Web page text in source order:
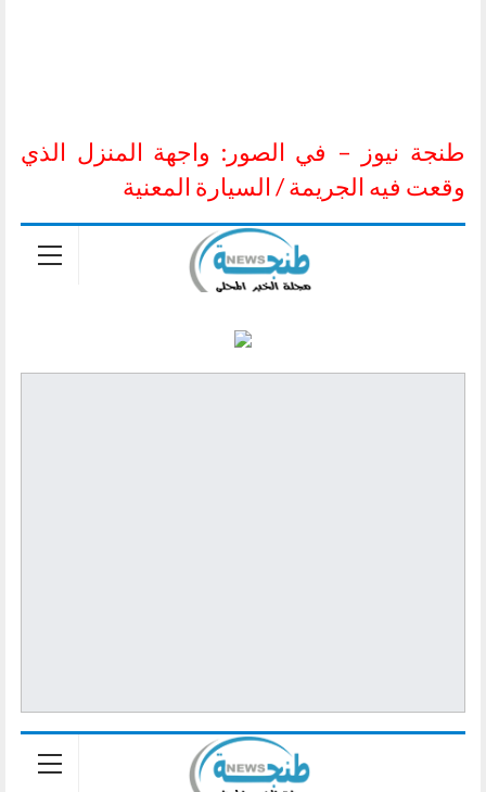
طنجة نيوز – في الصور: واجهة المنزل الذي
وقعت فيه الجريمة / السيارة المعنية